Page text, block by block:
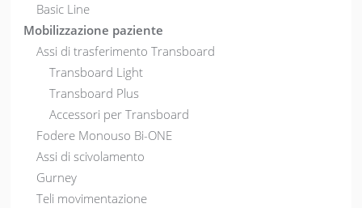
Basic Line
Mobilizzazione paziente
Assi di trasferimento Transboard
Transboard Light
Transboard Plus
Accessori per Transboard
Fodere Monouso Bi-ONE
Assi di scivolamento
Gurney
Teli movimentazione